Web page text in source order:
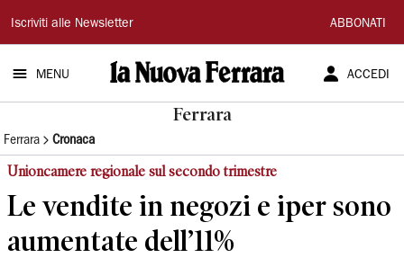
La
Nuova
Ferrara
Iscriviti alle Newsletter ABBONATI
MENU ACCEDI
Ferrara
Ferrara Cronaca
Unioncamere regionale sul secondo trimestre
Le vendite in negozi e iper sono
aumentate dell’11%